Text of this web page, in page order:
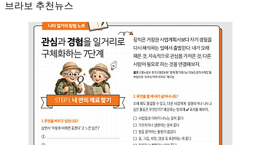
브라보 추천뉴스